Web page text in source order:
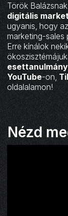
Török
digitális
ugyanis, hogy
marketing-sales
Erre kínálok
YouTube-on,
oldalalamon!
Nézd